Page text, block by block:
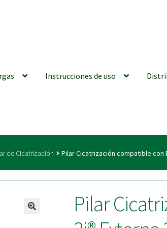
Instrucciones de uso
generales Conexiones CAD CAM
| Tienda Online!
de Cicatrización Pilar Cicatrización compatible con
Pilar